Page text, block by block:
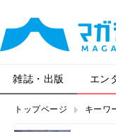
雑誌・出版 エン
トップページ キーワ